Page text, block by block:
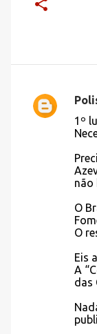
C
1º
não
O
O
Eis
A
das